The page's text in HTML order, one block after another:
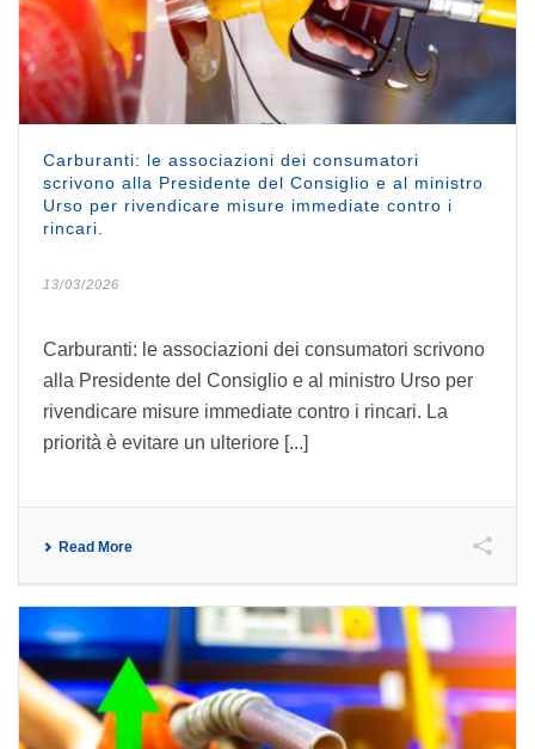
Carburanti: le associazioni dei consumatori
scrivono alla Presidente del Consiglio e al ministro
Urso per rivendicare misure immediate contro i
rincari.
13/03/2026
Carburanti: le associazioni dei consumatori scrivono
alla Presidente del Consiglio e al ministro Urso per
rivendicare misure immediate contro i rincari. La
priorità è evitare un ulteriore [...]
Read More